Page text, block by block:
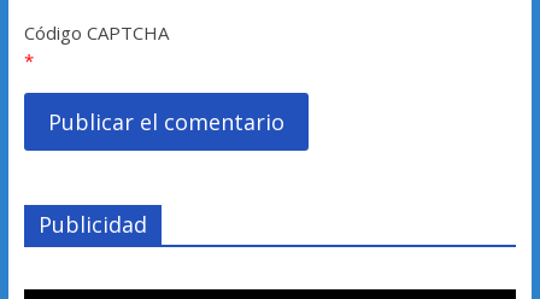
Código CAPTCHA
*
Publicidad